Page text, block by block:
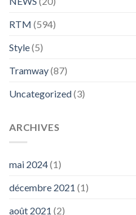
RTM (594)
Style(5)
Tramway(87)
Uncategorized(3)
ARCHIVES
mai 2024(1)
décembre 2021 (1)
août 2021 (2)